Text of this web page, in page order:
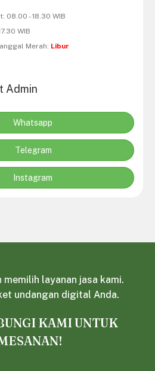
08.00 - 18.30 WIB
WIB
Merah: Libur
Admin
Whatsapp
Telegram
Instagram
layanan jasa kami.
undangan digital Anda.
KAMI UNTUK